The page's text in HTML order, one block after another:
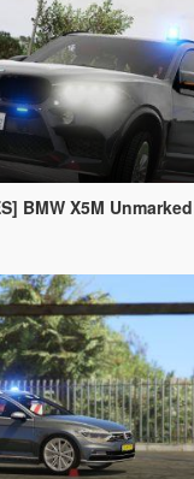
BMW X5M